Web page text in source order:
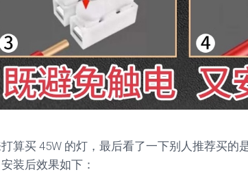
算买 45W 的灯，最后看了一下别人推荐买的
装后效果如下：